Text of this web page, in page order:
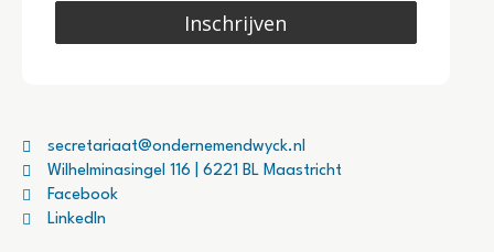
Inschrijven
secretariaat@ondernemendwyck.nl
Wilhelminasingel 116 | 6221 BL Maastricht
Facebook
LinkedIn